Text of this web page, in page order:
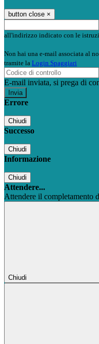
button close ×
all'indirizzo indicato con le
Non hai una e-mail associata al
tramite la Login Spaggiari
E-mail inviata, si prega di
Errore
Chiudi
Successo
Chiudi
Informazione
Chiudi
Attendere...
Attendere il completamento
Chiudi